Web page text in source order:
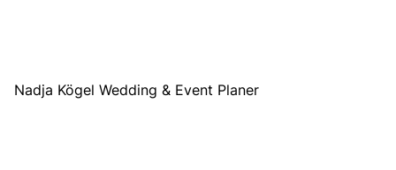
Nadja Kögel Wedding & Event Planer